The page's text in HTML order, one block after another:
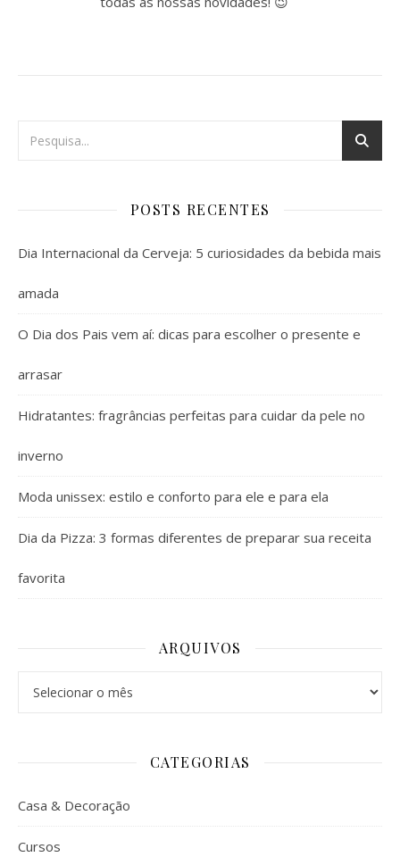
POSTS RECENTES
Dia Internacional da Cerveja: 5 curiosidades da bebida mais
amada
O Dia dos Pais vem aí: dicas para escolher o presente e
arrasar
Hidratantes: fragrâncias perfeitas para cuidar da pele no
inverno
Moda unissex: estilo e conforto para ele e para ela
Dia da Pizza: 3 formas diferentes de preparar sua receita
favorita
ARQUIVOS
CATEGORIAS
Casa & Decoração
Cursos